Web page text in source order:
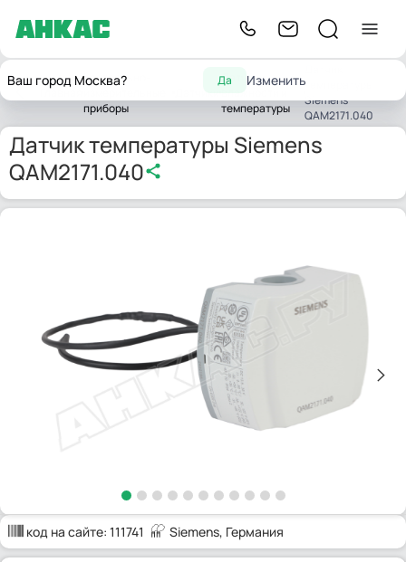
Ваш город Москва? Да Изменить
Главная
Контрольно-
приборы
Датчики
температуры
температуры
Siemens
QAM2171.040
Датчик температуры Siemens
QAM2171.040
код на сайте: 111741 Siemens, Германия